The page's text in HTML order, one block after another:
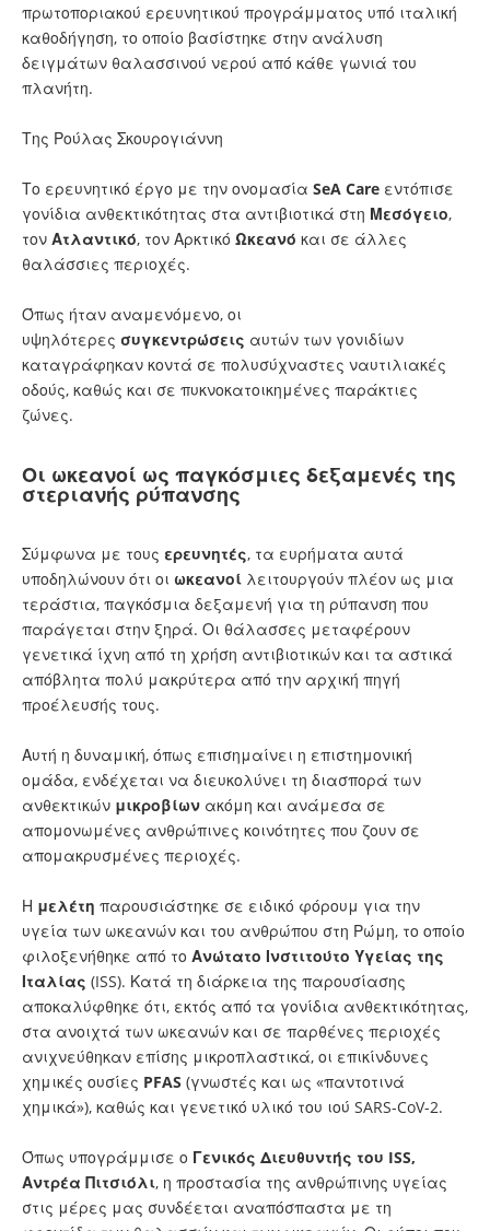
πρωτοποριακού ερευνητικού προγράμματος υπό ιταλική
καθοδήγηση, το οποίο βασίστηκε στην ανάλυση
δειγμάτων θαλασσινού νερού από κάθε γωνιά του
πλανήτη.
Της Ρούλας Σκουρογιάννη
Το ερευνητικό έργο με την ονομασία SeA Care εντόπισε
γονίδια ανθεκτικότητας στα αντιβιοτικά στη Μεσόγειο,
τον Ατλαντικό, τον Αρκτικό Ωκεανό και σε άλλες
θαλάσσιες περιοχές.
Όπως ήταν αναμενόμενο, οι
υψηλότερες συγκεντρώσεις αυτών των γονιδίων
καταγράφηκαν κοντά σε πολυσύχναστες ναυτιλιακές
οδούς, καθώς και σε πυκνοκατοικημένες παράκτιες
ζώνες.
Οι ωκεανοί ως παγκόσμιες δεξαμενές της
στεριανής ρύπανσης
Σύμφωνα με τους ερευνητές, τα ευρήματα αυτά
υποδηλώνουν ότι οι ωκεανοί λειτουργούν πλέον ως μια
τεράστια, παγκόσμια δεξαμενή για τη ρύπανση που
παράγεται στην ξηρά. Οι θάλασσες μεταφέρουν
γενετικά ίχνη από τη χρήση αντιβιοτικών και τα αστικά
απόβλητα πολύ μακρύτερα από την αρχική πηγή
προέλευσής τους.
Αυτή η δυναμική, όπως επισημαίνει η επιστημονική
ομάδα, ενδέχεται να διευκολύνει τη διασπορά των
ανθεκτικών μικροβίων ακόμη και ανάμεσα σε
απομονωμένες ανθρώπινες κοινότητες που ζουν σε
απομακρυσμένες περιοχές.
Η μελέτη παρουσιάστηκε σε ειδικό φόρουμ για την
υγεία των ωκεανών και του ανθρώπου στη Ρώμη, το οποίο
φιλοξενήθηκε από το Ανώτατο Ινστιτούτο Υγείας της
Ιταλίας (ISS). Κατά τη διάρκεια της παρουσίασης
αποκαλύφθηκε ότι, εκτός από τα γονίδια ανθεκτικότητας,
στα ανοιχτά των ωκεανών και σε παρθένες περιοχές
ανιχνεύθηκαν επίσης μικροπλαστικά, οι επικίνδυνες
χημικές ουσίες PFAS (γνωστές και ως «παντοτινά
χημικά»), καθώς και γενετικό υλικό του ιού SARS-CoV-2.
Όπως υπογράμμισε ο Γενικός Διευθυντής του ISS,
Αντρέα Πιτσιόλι, η προστασία της ανθρώπινης υγείας
στις μέρες μας συνδέεται αναπόσπαστα με τη